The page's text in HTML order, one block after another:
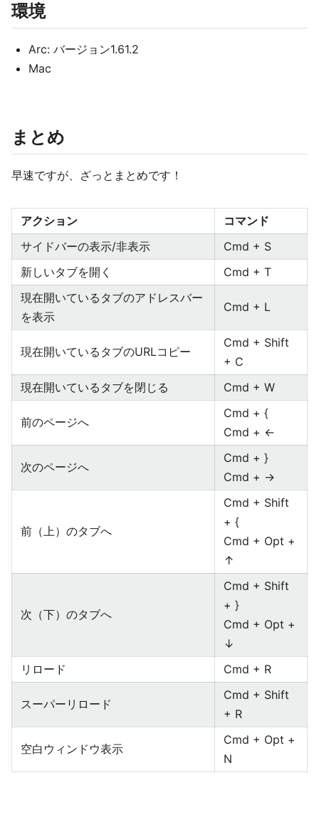
環境
Arc: バージョン1.61.2
Mac
まとめ
早速ですが、ざっとまとめです！
アクション
コマンド
サイドバーの表示/非表示
Cmd + S
新しいタブを開く
Cmd + T
現在開いているタブのアドレスバー
を表示
Cmd + L
現在開いているタブのURLコピー
Cmd + Shift
+ C
現在開いているタブを閉じる
Cmd + W
前のページへ
Cmd + {
Cmd + ←
次のページへ
Cmd + }
Cmd + →
前（上）のタブへ
Cmd + Shift
+ {
Cmd + Opt +
↑
次（下）のタブへ
Cmd + Shift
+ }
Cmd + Opt +
↓
リロード
Cmd + R
スーパーリロード
Cmd + Shift
+ R
空白ウィンドウ表示
Cmd + Opt +
N